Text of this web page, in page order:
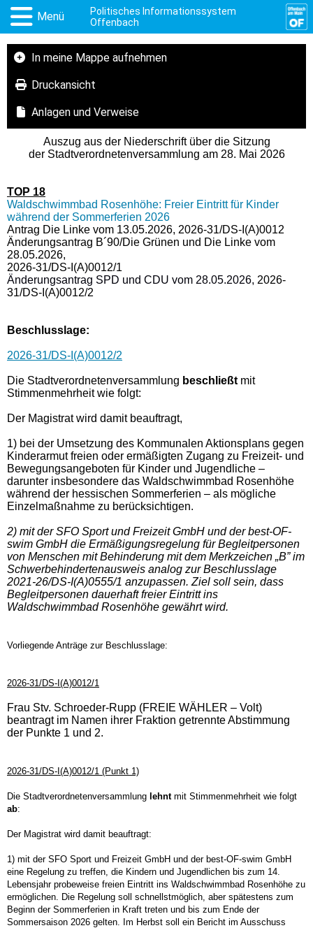
Menü
Politisches Informationssystem
Offenbach
In meine Mappe aufnehmen
Druckansicht
Anlagen und Verweise
Auszug aus der Niederschrift über die Sitzung
der Stadtverordnetenversammlung am 28. Mai 2026
TOP 18
Waldschwimmbad Rosenhöhe: Freier Eintritt für Kinder
während der Sommerferien 2026
Antrag Die Linke vom 13.05.2026, 2026-31/DS-I(A)0012
Änderungsantrag B´90/Die Grünen und Die Linke vom
28.05.2026,
2026-31/DS-I(A)0012/1
Änderungsantrag SPD und CDU vom 28.05.2026, 2026-
31/DS-I(A)0012/2
Beschlusslage:
2026-31/DS-I(A)0012/2
Die Stadtverordnetenversammlung beschließt mit
Stimmenmehrheit wie folgt:
Der Magistrat wird damit beauftragt,
1) bei der Umsetzung des Kommunalen Aktionsplans gegen
Kinderarmut freien oder ermäßigten Zugang zu Freizeit- und
Bewegungsangeboten für Kinder und Jugendliche –
darunter insbesondere das Waldschwimmbad Rosenhöhe
während der hessischen Sommerferien – als mögliche
Einzelmaßnahme zu berücksichtigen.
2) mit der SFO Sport und Freizeit GmbH und der best-OF-
swim GmbH die Ermäßigungsregelung für Begleitpersonen
von Menschen mit Behinderung mit dem Merkzeichen „B” im
Schwerbehindertenausweis analog zur Beschlusslage
2021-26/DS-I(A)0555/1 anzupassen. Ziel soll sein, dass
Begleitpersonen dauerhaft freier Eintritt ins
Waldschwimmbad Rosenhöhe gewährt wird.
Vorliegende Anträge zur Beschlusslage:
2026-31/DS-I(A)0012/1
Frau Stv. Schroeder-Rupp (FREIE WÄHLER – Volt)
beantragt im Namen ihrer Fraktion getrennte Abstimmung
der Punkte 1 und 2.
2026-31/DS-I(A)0012/1 (Punkt 1)
Die Stadtverordnetenversammlung lehntmit Stimmenmehrheit wie folgt
ab:
Der Magistrat wird damit beauftragt:
1) mit der SFO Sport und Freizeit GmbH und der best-OF-swim GmbH
eine Regelung zu treffen, die Kindern und Jugendlichen bis zum 14.
Lebensjahr probeweise freien Eintritt ins Waldschwimmbad Rosenhöhe zu
ermöglichen. Die Regelung soll schnellstmöglich, aber spätestens zum
Beginn der Sommerferien in Kraft treten und bis zum Ende der
Sommersaison 2026 gelten. Im Herbst soll ein Bericht im Ausschuss